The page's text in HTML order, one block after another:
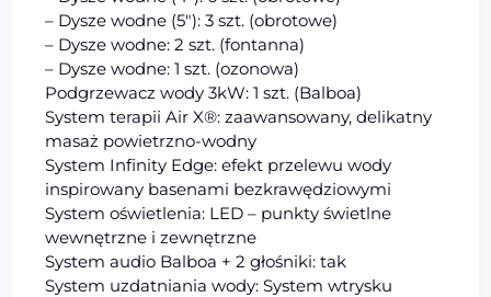
– Dysze wodne (5″): 3 szt. (obrotowe)
– Dysze wodne: 2 szt. (fontanna)
– Dysze wodne: 1 szt. (ozonowa)
Podgrzewacz wody 3kW: 1 szt. (Balboa)
System terapii Air X®: zaawansowany, delikatny
masaż powietrzno-wodny
System Infinity Edge: efekt przelewu wody
inspirowany basenami bezkrawędziowymi
System oświetlenia: LED – punkty świetlne
wewnętrzne i zewnętrzne
System audio Balboa + 2 głośniki: tak
System uzdatniania wody: System wtrysku